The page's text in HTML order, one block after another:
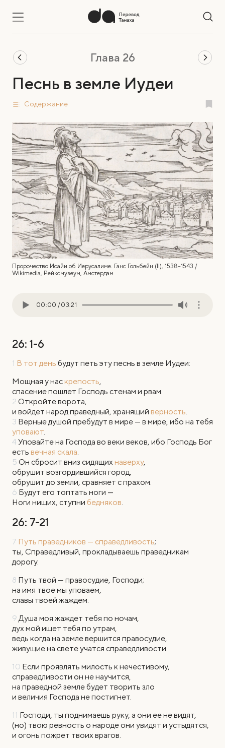
Глава 26
Песнь в земле Иудеи
Содержание
Пророчество Исайи об Иерусалиме. Ганс Гольбейн (II), 1538–1543 /
Wikimedia, Рейксмузеум, Амстердам
00:00 / 03:21
26: 1-6
1 В тот день будут петь эту песнь в земле Иудеи:
Мощная у нас крепость,
спасение пошлет Господь стенам и рвам.
2 Откройте ворота,
и войдет народ праведный, хранящий верность.
3 Верные душой пребудут в мире — в мире, ибо на тебя
уповают.
4 Уповайте на Господа во веки веков, ибо Господь Бог
есть вечная скала.
5 Он сбросит вниз сидящих наверху,
обрушит возгордившийся город,
обрушит до земли, сравняет с прахом.
6 Будут его топтать ноги —
Ноги нищих, ступни бедняков.
26: 7-21
7 Путь праведников — справедливость;
ты, Справедливый, прокладываешь праведникам
дорогу.
8 Путь твой — правосудие, Господи;
на имя твое мы уповаем,
славы твоей жаждем.
9Душа моя жаждет тебя по ночам,
дух мой ищет тебя по утрам,
ведь когда на земле вершится правосудие,
живущие на свете учатся справедливости.
10 Если проявлять милость к нечестивому,
справедливости он не научится,
на праведной земле будет творить зло
и величия Господа не постигнет.
11 Господи, ты поднимаешь руку, а они ее не видят,
(но) твою ревность о народе они увидят и устыдятся,
и огонь пожрет твоих врагов.